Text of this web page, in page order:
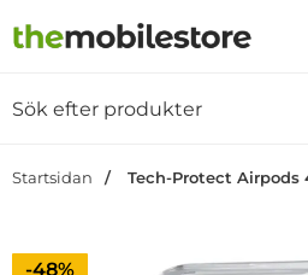
Startsidan för
Startsidan Tech-Protect Airpods
Priset är nedsatt med
-48%